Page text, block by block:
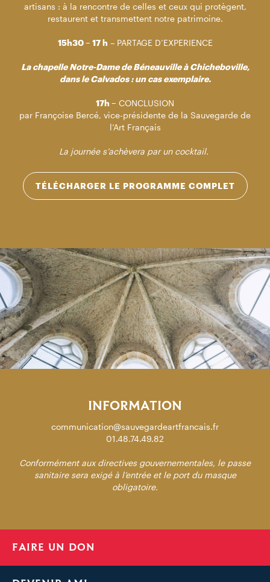
artisans : à la rencontre de celles et ceux qui protègent,
restaurent et transmettent notre patrimoine.
15h30 – 17 h – PARTAGE D’EXPERIENCE
La chapelle Notre-Dame de Béneauville à Chicheboville,
dans le Calvados : un cas exemplaire.
17h – CONCLUSION
par Françoise Bercé, vice-présidente de la Sauvegarde de
l’Art Français
La journée s’achèvera par un cocktail.
TÉLÉCHARGER LE PROGRAMME COMPLET
INFORMATION
communication@sauvegardeartfrancais.fr
01.48.74.49.82
Conformément aux directives gouvernementales, le passe
sanitaire sera exigé à l’entrée et le port du masque
obligatoire.
FAIRE UN DON